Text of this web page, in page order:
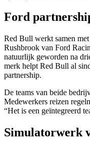
Ford
Red Bull werkt samen
Rushbrook van Ford
natuurlijk geworden na
merk helpt Red Bull al
partnership.
De teams van beide
Medewerkers reizen
“Het is een geïntegreerd
Simulatorwerk